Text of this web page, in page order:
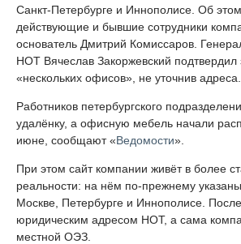
Санкт-Петербурге и Иннополисе. Об
действующие и бывшие сотрудники
основатель Дмитрий Комиссаров.
НОТ Вячеслав Закоржевский подтвердил
«нескольких офисов», не уточнив адреса.
Работников петербургского
удалёнку, а офисную мебель начали
июне, сообщают «Ведомости».
При этом сайт компании живёт в более
реальности: на нём по-прежнему
Москве, Петербурге и Иннополисе.
юридическим адресом НОТ, а сама
местной ОЭЗ.